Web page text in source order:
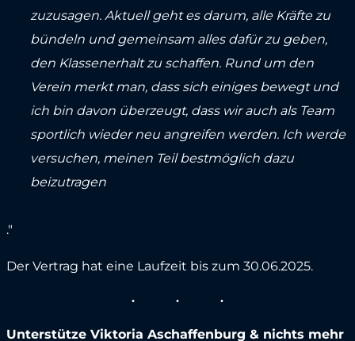
zuzusagen. Aktuell geht es darum, alle Kräfte zu
bündeln und gemeinsam alles dafür zu geben,
den Klassenerhalt zu schaffen. Rund um den
Verein merkt man, dass sich einiges bewegt und
ich bin davon überzeugt, dass wir auch als Team
sportlich wieder neu angreifen werden. Ich werde
versuchen, meinen Teil bestmöglich dazu
beizutragen
."
Der Vertrag hat eine Laufzeit bis zum 30.06.2025.
Unterstütze Viktoria Aschaffenburg & nichts mehr